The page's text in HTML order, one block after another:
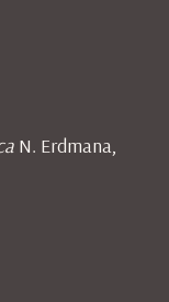
N. Erdmana,